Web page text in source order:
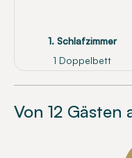
1. Schlafzimmer
1 Doppelbett
Von 12